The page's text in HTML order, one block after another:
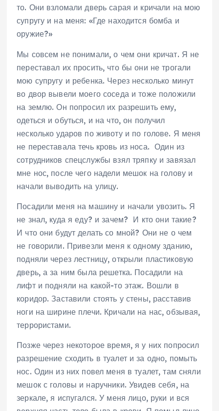
то. Они взломали дверь сарая и кричали на мою
супругу и на меня: «Где находится бомба и
оружие?»
Мы совсем не понимали, о чем они кричат. Я не
переставал их просить, что бы они не трогали
мою супругу и ребенка. Через несколько минут
во двор вывели моего соседа и тоже положили
на землю. Он попросил их разрешить ему,
одеться и обуться, и на что, он получил
несколько ударов по животу и по голове. Я меня
не переставала течь кровь из носа. Один из
сотрудников спецслужбы взял тряпку и завязал
мне нос, после чего надели мешок на голову и
начали выводить на улицу.
Посадили меня на машину и начали увозить. Я
не знал, куда я еду? и зачем? И кто они такие?
И что они будут делать со мной? Они не о чем
не говорили. Привезли меня к одному зданию,
подняли через лестницу, открыли пластиковую
дверь, а за ним была решетка. Посадили на
лифт и подняли на какой-то этаж. Вошли в
коридор. Заставили стоять у стены, расставив
ноги на ширине плечи. Кричали на нас, обзывая,
террористами.
Позже через некоторое время, я у них попросил
разрешение сходить в туалет и за одно, помыть
нос. Один из них повел меня в туалет, там сняли
мешок с головы и наручники. Увидев себя, на
зеркале, я испугался. У меня лицо, руки и вся